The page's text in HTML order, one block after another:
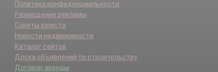
Политика конфиденциальности
Размещение рекламы
Советы юриста
Новости недвижимости
Каталог сайтов
Доска объявлений по строительству
Договор аренды